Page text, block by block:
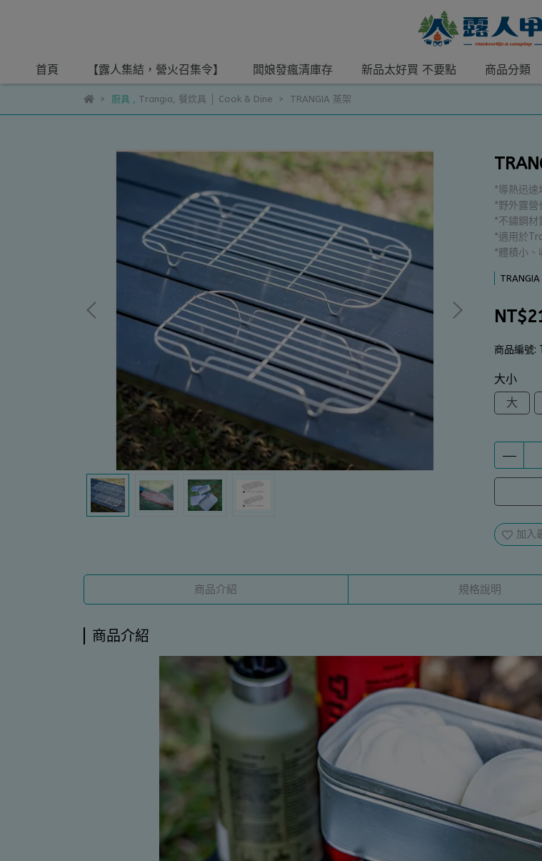
首頁 【露人集結，營火召集令】 闆娘發瘋清庫存 新品太好買 不要點 商品分類
廚具, Trangia, 餐炊具 │ Cook & Dine TRANGIA 蒸架
*導熱迅速
*野外露營
*不鏽鋼材
*適用於
*體積小、
TRANGIA
商品編號:
大小
大
加入
商品介紹 規格說明
商品介紹